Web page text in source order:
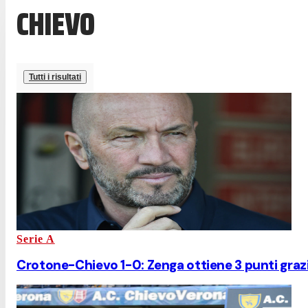
CHIEVO
Tutti i risultati
Serie A
Crotone-Chievo 1-0: Zenga ottiene 3 punti